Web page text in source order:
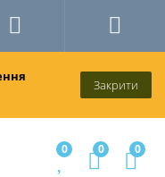
Закрити
0 0 0